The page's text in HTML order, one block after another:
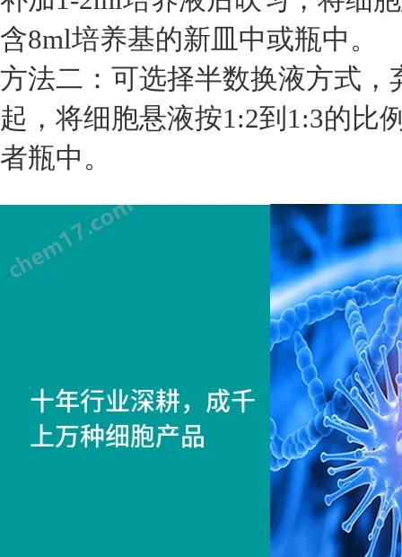
含8ml培养基的新皿中或瓶中。
方法二：可选择半数换液方式
起，将细胞悬液按1:2到1:3的比
者瓶中。